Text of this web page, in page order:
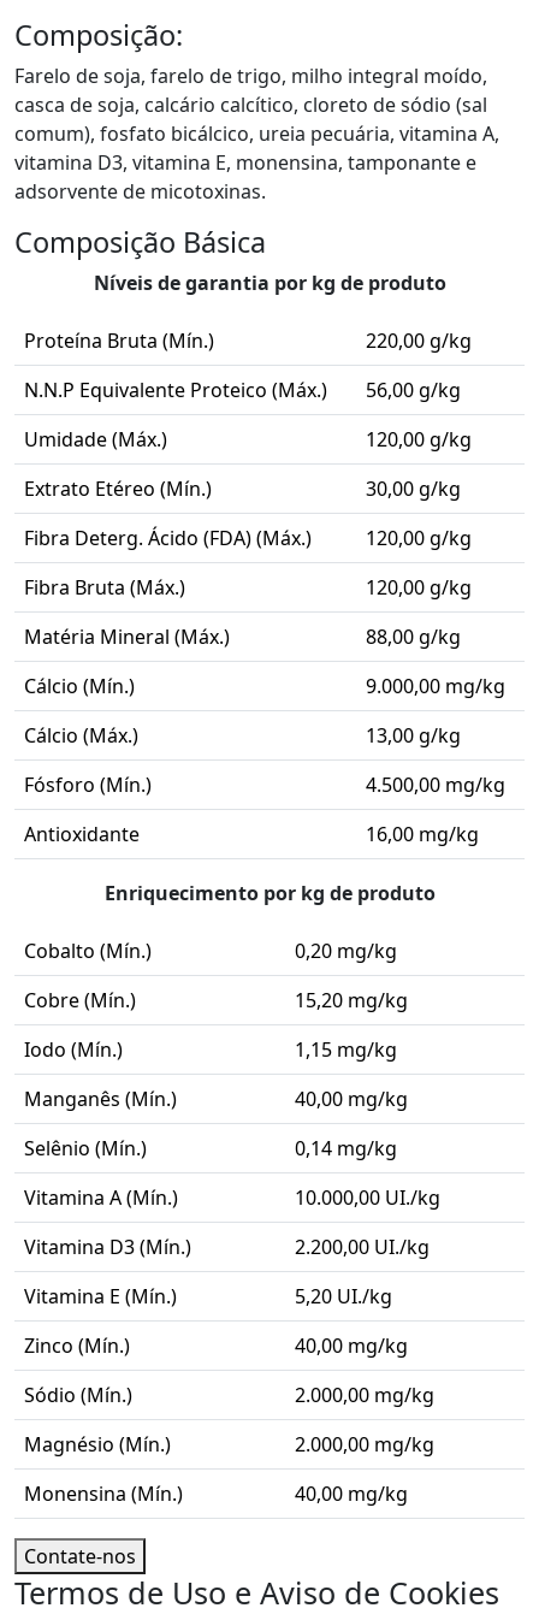
Composição:
Farelo de soja, farelo de trigo, milho integral moído,
casca de soja, calcário calcítico, cloreto de sódio (sal
comum), fosfato bicálcico, ureia pecuária, vitamina A,
vitamina D3, vitamina E, monensina, tamponante e
adsorvente de micotoxinas.
Composição Básica
Níveis de garantia por kg de produto
Proteína Bruta (Mín.)
220,00 g/kg
N.N.P Equivalente Proteico (Máx.)
56,00 g/kg
Umidade (Máx.)
120,00 g/kg
Extrato Etéreo (Mín.)
30,00 g/kg
Fibra Deterg. Ácido (FDA) (Máx.)
120,00 g/kg
Fibra Bruta (Máx.)
120,00 g/kg
Matéria Mineral (Máx.)
88,00 g/kg
Cálcio (Mín.)
9.000,00 mg/kg
Cálcio (Máx.)
13,00 g/kg
Fósforo (Mín.)
4.500,00 mg/kg
Antioxidante
16,00 mg/kg
Enriquecimento por kg de produto
Cobalto (Mín.)
0,20 mg/kg
Cobre (Mín.)
15,20 mg/kg
Iodo (Mín.)
1,15 mg/kg
Manganês (Mín.)
40,00 mg/kg
Selênio (Mín.)
0,14 mg/kg
Vitamina A (Mín.)
10.000,00 UI./kg
Vitamina D3 (Mín.)
2.200,00 UI./kg
Vitamina E (Mín.)
5,20 UI./kg
Zinco (Mín.)
40,00 mg/kg
Sódio (Mín.)
2.000,00 mg/kg
Magnésio (Mín.)
2.000,00 mg/kg
Monensina (Mín.)
40,00 mg/kg
Contate-nos
Termos de Uso e Aviso de Cookies